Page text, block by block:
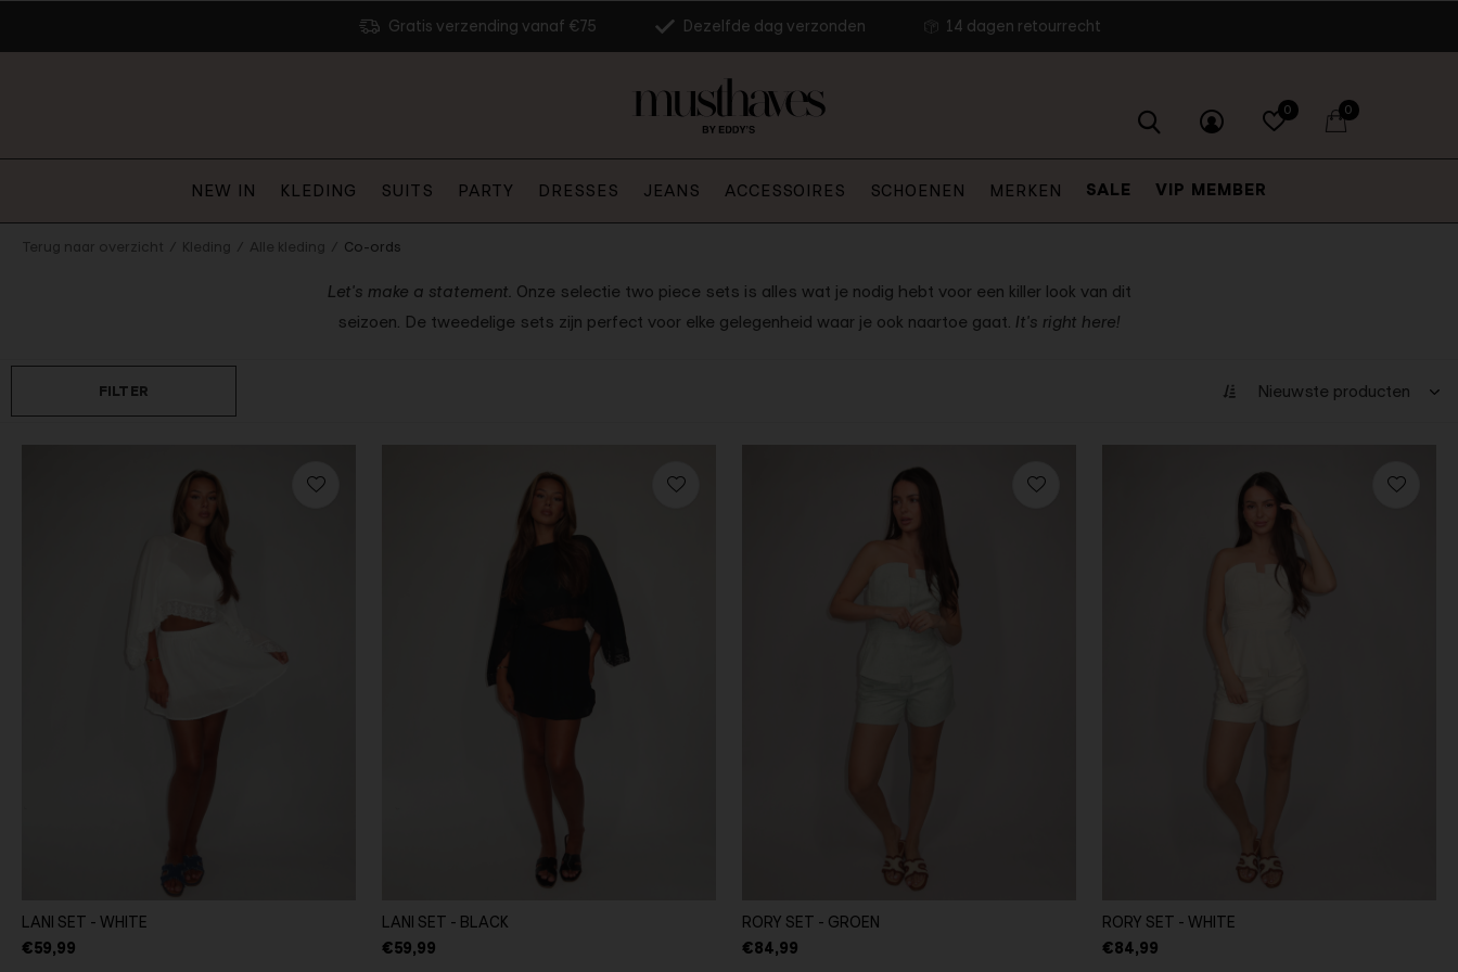
NEW IN KLEDING SUITS PARTY DRESSES JEANS ACCESSOIRES SCHOENEN MERKEN SALE VIP MEMBER
0 0
Gratis verzending vanaf €75 Dezelfde dag verzonden 14 dagen retourrecht
Jeans
Broeken
Shorts
Jumpsuits
Denim Party
Terug naar overzicht Kleding Alle kleding Co-ords
Let's make a statement. Onze selectie two piece sets is alles wat je nodig hebt voor een killer look van dit
seizoen. De tweedelige sets zijn perfect voor elke gelegenheid waar je ook naartoe gaat. It's right here!
FILTER
LANI SET - WHITE
€59,99
LANI SET - BLACK
€59,99
RORY SET - GROEN
€84,99
RORY SET - WHITE
€84,99